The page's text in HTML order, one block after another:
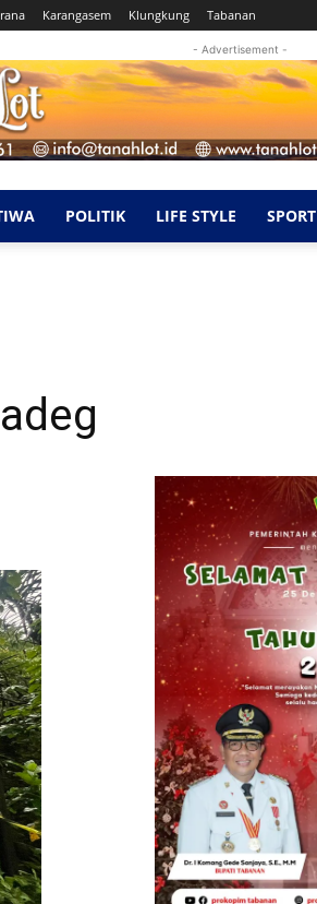
Karangasem Klungkung Tabanan
- Advertisement -
POLITIK LIFE STYLE SPORT